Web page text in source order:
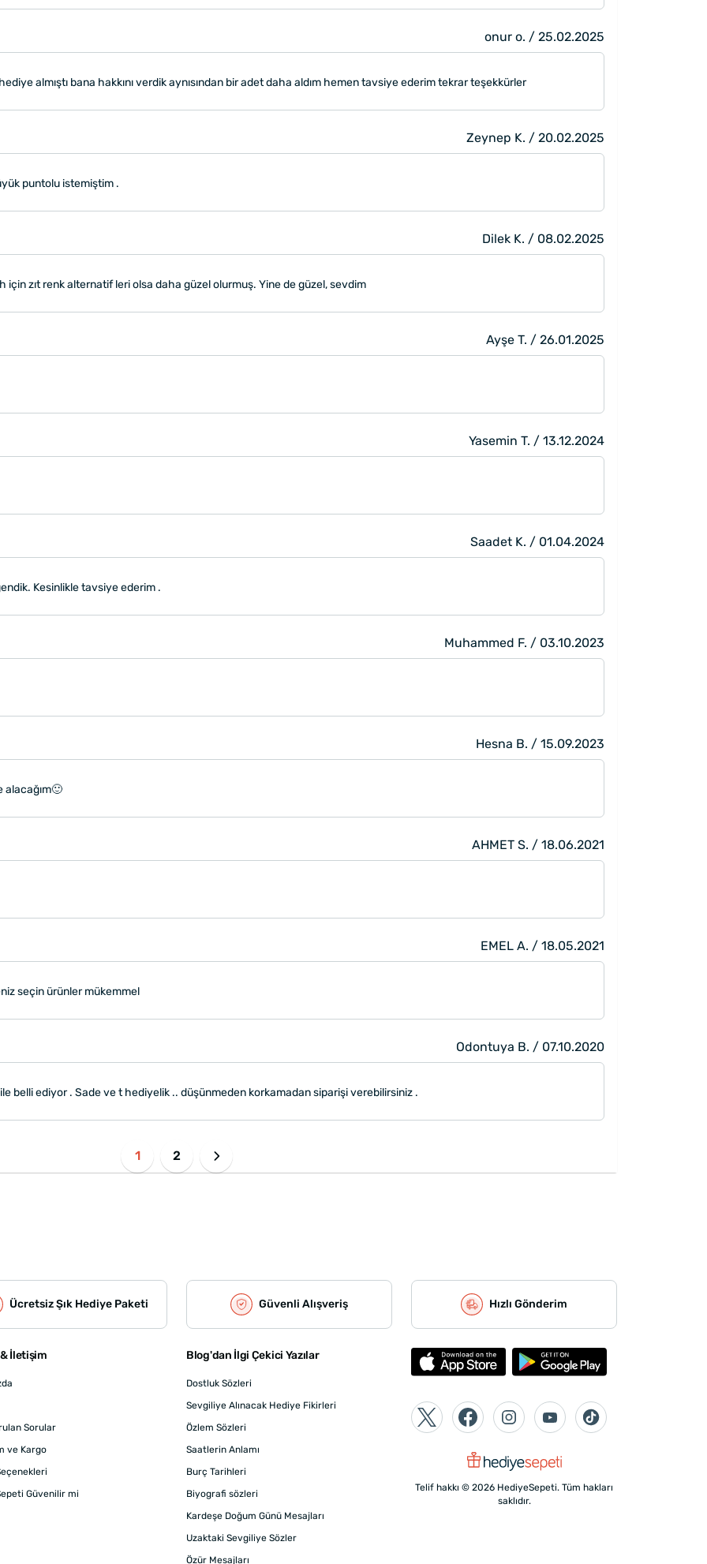
onur o. / 25.02.2025
almıştı bana hakkını verdik aynısından bir adet daha aldım hemen tavsiye ederim tekrar teşekkürler
Zeynep K. / 20.02.2025
puntolu istemiştim .
Dilek K. / 08.02.2025
zıt renk alternatif leri olsa daha güzel olurmuş. Yine de güzel, sevdim
Ayşe T. / 26.01.2025
Yasemin T. / 13.12.2024
Saadet K. / 01.04.2024
Kesinlikle tavsiye ederim .
Muhammed F. / 03.10.2023
Hesna B. / 15.09.2023
alacağım🙂
AHMET S. / 18.06.2021
EMEL A. / 18.05.2021
seçin ürünler mükemmel
Odontuya B. / 07.10.2020
belli ediyor . Sade ve t hediyelik .. düşünmeden korkamadan siparişi verebilirsiniz .
1 2
Ücretsiz Şık Hediye Paketi Güvenli Alışveriş Hızlı Gönderim
İletişim
Sorular
ve Kargo
Güvenilir mi
Blog'dan İlgi Çekici Yazılar
Dostluk Sözleri
Sevgiliye Alınacak Hediye Fikirleri
Özlem Sözleri
Saatlerin Anlamı
Burç Tarihleri
Biyografi sözleri
Kardeşe Doğum Günü Mesajları
Uzaktaki Sevgiliye Sözler
Özür Mesajları
Telif hakkı © 2026 HediyeSepeti. Tüm hakları
saklıdır.